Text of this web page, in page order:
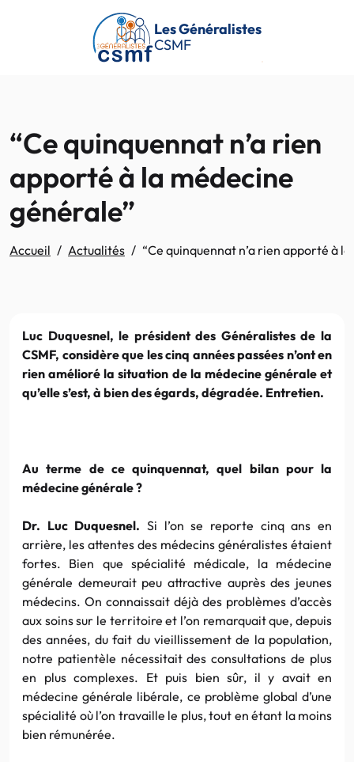
Passer au contenu principal
Les Généralistes
CSMF
“Ce quinquennat n’a rien
apporté à la médecine
générale”
Accueil Actualités “Ce quinquennat n’a rien apporté à
Luc Duquesnel, le président des Généralistes de la
CSMF, considère que les cinq années passées n’ont en
rien amélioré la situation de la médecine générale et
qu’elle s’est, à bien des égards, dégradée. Entretien.
Au terme de ce quinquennat, quel bilan pour la
médecine générale ?
Dr. Luc Duquesnel. Si l’on se reporte cinq ans en
arrière, les attentes des médecins généralistes étaient
fortes. Bien que spécialité médicale, la médecine
générale demeurait peu attractive auprès des jeunes
médecins. On connaissait déjà des problèmes d’accès
aux soins sur le territoire et l’on remarquait que, depuis
des années, du fait du vieillissement de la population,
notre patientèle nécessitait des consultations de plus
en plus complexes. Et puis bien sûr, il y avait en
médecine générale libérale, ce problème global d’une
spécialité où l’on travaille le plus, tout en étant la moins
bien rémunérée.